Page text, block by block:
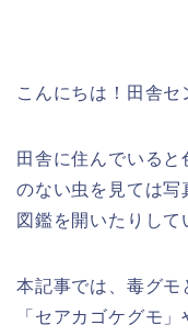
こんにちは！田舎セ
田舎に住んでいると
のない虫を見ては写
図鑑を開いたりして
本記事では、毒グモ
「セアカゴケグモ